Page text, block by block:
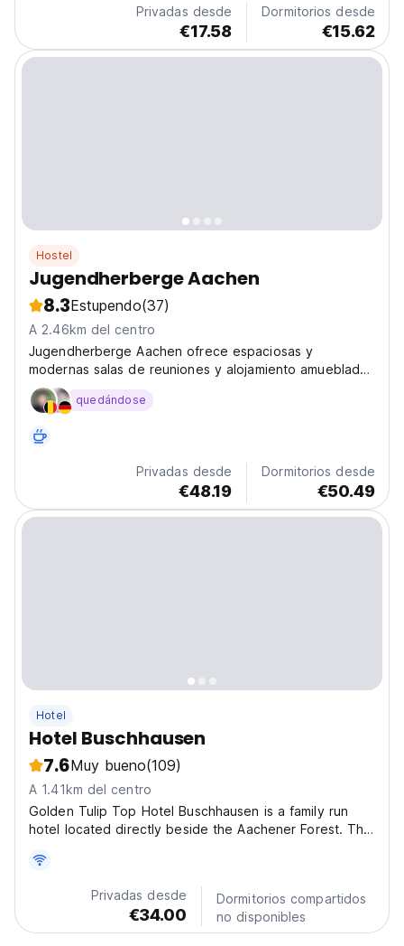
Privadas desde
€17.58
Dormitorios desde
€15.62
Hostel
Jugendherberge Aachen
8.3Estupendo(37)
A 2.46km del centro
Jugendherberge Aachen ofrece espaciosas y
modernas salas de reuniones y alojamiento amueblado.
Es ideal para familias, grupos de amigos, giras
escolares y más.
quedándose
Privadas desde
€48.19
Dormitorios desde
€50.49
Hotel
Hotel Buschhausen
7.6Muy bueno(109)
A 1.41km del centro
Golden Tulip Top Hotel Buschhausen is a family run
hotel located directly beside the Aachener Forest. The
use and is the ideal spot for the business or leisure
traveller. The city centre is just 2km away...
Privadas desde
€34.00
Dormitorios compartidos
no disponibles